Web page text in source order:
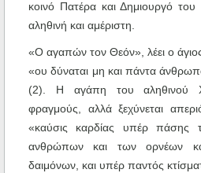
κοινό Πατέρα και Δημιουργό
αληθινή και αμέριστη.
«Ο αγαπών τον Θεόν», λέει ο
«ου δύναται μη και πάντα
(2). Η αγάπη του αληθινού
φραγμούς, αλλά ξεχύνεται
«καύσις καρδίας υπέρ πάσης
ανθρώπων και των ορνέων
δαιμόνων, και υπέρ παντός